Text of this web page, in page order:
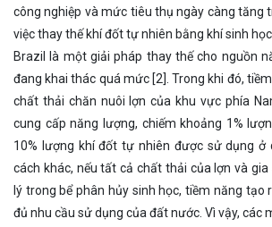
công nghiệp và mức tiêu thụ ngày càng tăng
việc thay thế khí đốt tự nhiên bằng khí sinh
Brazil là một giải pháp thay thế cho nguồn
đang khai thác quá mức [2]. Trong khi đó,
chất thải chăn nuôi lợn của khu vực phía
cung cấp năng lượng, chiếm khoảng 1%
10% lượng khí đốt tự nhiên được sử dụng ở
cách khác, nếu tất cả chất thải của lợn và
lý trong bể phân hủy sinh học, tiềm năng tạo
đủ nhu cầu sử dụng của đất nước. Vì vậy, các